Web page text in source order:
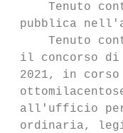
Tenuto
pubblica
Tenuto
il concorso di
2021, in
all'ufficio
ordinaria,